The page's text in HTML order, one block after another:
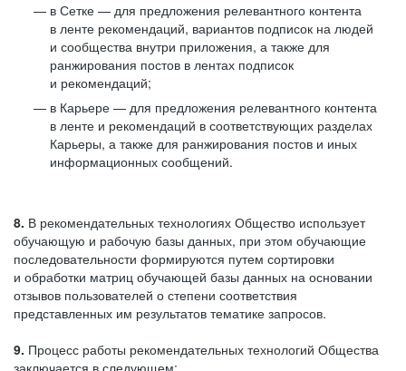
в Сетке — для предложения релевантного контента
в ленте рекомендаций, вариантов подписок на людей
и сообщества внутри приложения, а также для
ранжирования постов в лентах подписок
и рекомендаций;
в Карьере — для предложения релевантного контента
в ленте и рекомендаций в соответствующих разделах
Карьеры, а также для ранжирования постов и иных
информационных сообщений.
8. В рекомендательных технологиях Общество использует
обучающую и рабочую базы данных, при этом обучающие
последовательности формируются путем сортировки
и обработки матриц обучающей базы данных на основании
отзывов пользователей о степени соответствия
представленных им результатов тематике запросов.
9. Процесс работы рекомендательных технологий Общества
заключается в следующем: